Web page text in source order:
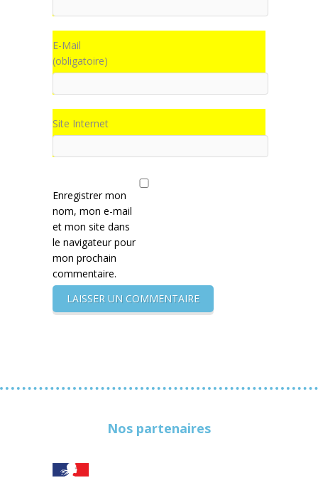
E-Mail
(obligatoire)
Site Internet
Enregistrer mon
nom, mon e-mail
et mon site dans
le navigateur pour
mon prochain
commentaire.
Nos partenaires